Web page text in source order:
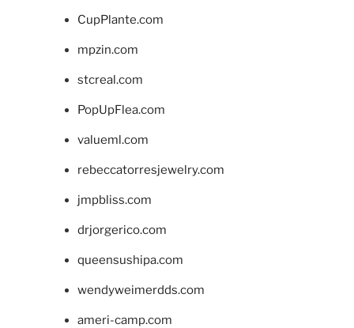
CupPlante.com
mpzin.com
stcreal.com
PopUpFlea.com
valueml.com
rebeccatorresjewelry.com
jmpbliss.com
drjorgerico.com
queensushipa.com
wendyweimerdds.com
ameri-camp.com